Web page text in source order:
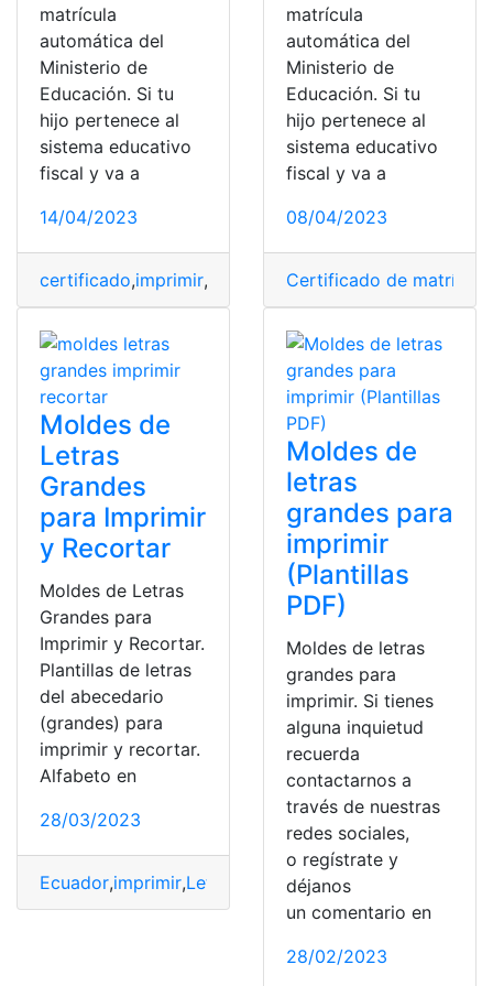
matrícula
automática del
Ministerio de
Educación. Si tu
hijo pertenece al
sistema educativo
fiscal y va a
14/04/2023
certificado,imprimir, Imprimir Certificado de matrícula
matrícula
automática del
Ministerio de
Educación. Si tu
hijo pertenece al
sistema educativo
fiscal y va a
08/04/2023
Certificado de matrícula
Moldes de
Letras
Grandes
para Imprimir
y Recortar
Moldes de Letras
Grandes para
Imprimir y Recortar.
Plantillas de letras
del abecedario
(grandes) para
imprimir y recortar.
Alfabeto en
28/03/2023
Ecuador,imprimir,Letras Moldes,PDF
Moldes de
letras
grandes para
imprimir
(Plantillas
PDF)
Moldes de letras
grandes para
imprimir. Si tienes
alguna inquietud
recuerda
contactarnos a
través de nuestras
redes sociales,
o regístrate y
déjanos
un comentario en
28/02/2023